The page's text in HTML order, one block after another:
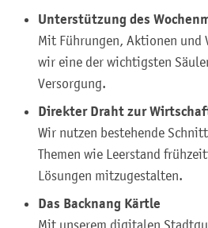
Unterstützung des
Mit Führungen, Aktionen und
wir eine der wichtigsten
Versorgung.
Direkter Draht zur
Wir nutzen bestehende
Themen wie Leerstand
Lösungen mitzugestalten.
Das Backnang Kärtle
Mit unserem digitalen